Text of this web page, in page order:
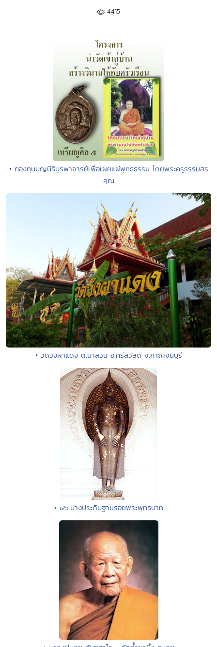
4,415
• กองทุนบุญนิธิบูรพาจารย์เพื่อเผยแผ่พุทธธรรม โดยพระครูธรรมสร
คุณ
• วัดวังผาแดง ต.นาสวน อ.ศรีสวัสดิ์ จ.กาญจนบุรี
• ๔๖.ปางประดิษฐานรอยพระพุทธบาท